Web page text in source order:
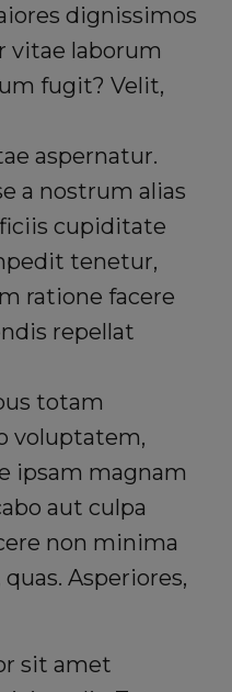
dignissimos
vitae laborum
fugit? Velit,
aspernatur.
a nostrum alias
cupiditate
tenetur,
ratione facere
repellat
totam
voluptatem,
ipsam magnam
aut culpa
non minima
Asperiores,
sit amet